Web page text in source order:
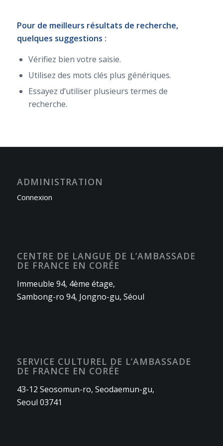
Pour de meilleurs résultats de recherche,
quelques suggestions :
Vérifiez bien votre saisie.
Utilisez des mots clés plus génériques.
Essayez d’utiliser plusieurs termes de
recherche.
ADMINISTRATION
Connexion
CENTRE DE LANGUE DE L’AMBASSADE
DE FRANCE EN CORÉE
Immeuble 94, 4ème étage,
Sambong-ro 94, Jongno-gu, Séoul
SERVICE CULTUREL DE L’AMBASSADE
DE FRANCE EN CORÉE
43-12 Seosomun-ro, Seodaemun-gu,
Seoul 03741